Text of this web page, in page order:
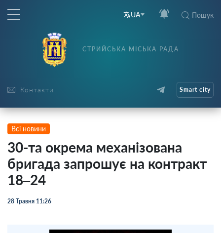
UA Пошук
Контакти
СТРИЙСЬКА МІСЬКА РАДА
Smart city
Всі новини
30-та окрема механізована
бригада запрошує на контракт
18–24
28 Травня 11:26